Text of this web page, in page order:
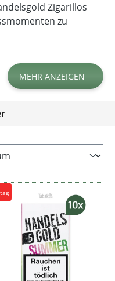
Zigarillos
zu
MEHR ANZEIGEN